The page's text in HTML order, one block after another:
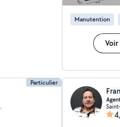
Manutention
Particulier
7)